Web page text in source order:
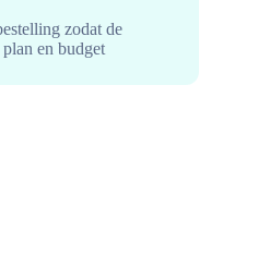
zodat de
en budget